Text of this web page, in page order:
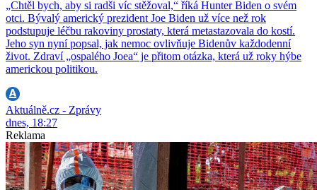
„Chtěl bych, aby si radši víc stěžoval,“ říká Hunter Biden o svém
otci. Bývalý americký prezident Joe Biden už více než rok
podstupuje léčbu rakoviny prostaty, která metastazovala do kostí.
Jeho syn nyní popsal, jak nemoc ovlivňuje Bidenův každodenní
život. Zdraví „ospalého Joea“ je přitom otázka, která už roky hýbe
americkou politikou.
Aktuálně.cz - Zprávy
dnes, 18:27
Reklama